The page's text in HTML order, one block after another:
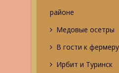
районе
Медовые осетры
В гости к фермеру
Ирбит и Туринск